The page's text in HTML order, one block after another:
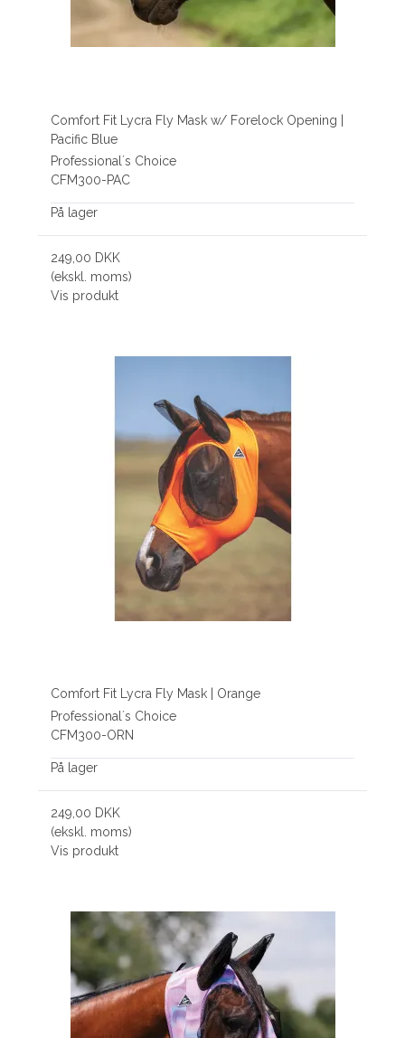
Comfort Fit Lycra Fly Mask w/ Forelock Opening |
Pacific Blue
Professional´s Choice
CFM300-PAC
På lager
249,00 DKK
(ekskl. moms)
Vis produkt
Comfort Fit Lycra Fly Mask | Orange
Professional´s Choice
CFM300-ORN
På lager
249,00 DKK
(ekskl. moms)
Vis produkt